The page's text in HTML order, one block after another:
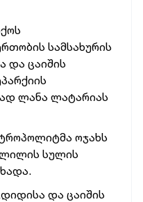
სამსახურის
და ცაიშის
ლანა ლატარიას
ოჯახს
სულის
და ცაიშის